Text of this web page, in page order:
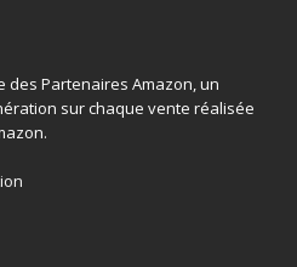
des Partenaires Amazon, un
sur chaque vente réalisée